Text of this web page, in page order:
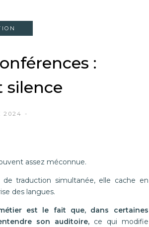
:
silence
2024
assez méconnue.
traduction simultanée, elle cache en
des langues.
est le fait que, dans certaines
son auditoire,ce qui modifie